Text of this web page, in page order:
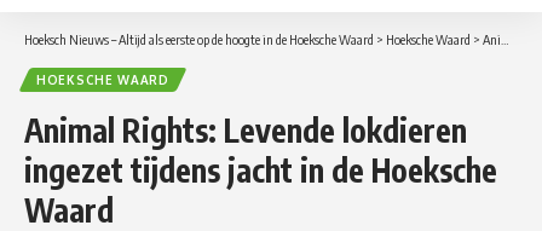
Hoeksch Nieuws – Altijd als eerste op de hoogte in de Hoeksche Waard > Hoeksche Waard > Animal Rights: Levende lokdieren ingezet tijdens jacht in de Hoeksche Waard
HOEKSCHE WAARD
Animal Rights: Levende lokdieren
ingezet tijdens jacht in de Hoeksche
Waard